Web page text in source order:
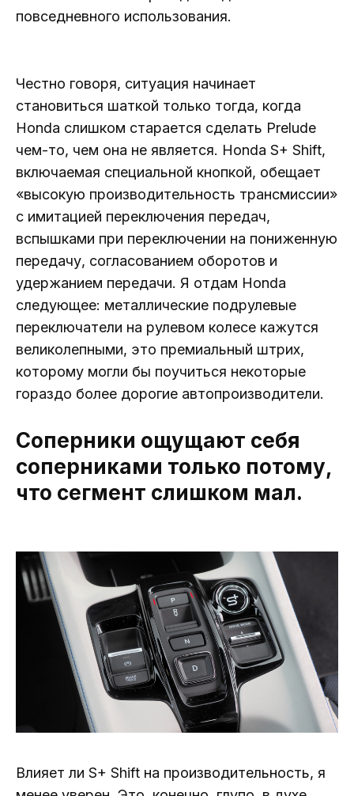
повседневного использования.
Честно говоря, ситуация начинает
становиться шаткой только тогда, когда
Honda слишком старается сделать Prelude
чем-то, чем она не является. Honda S+ Shift,
включаемая специальной кнопкой, обещает
«высокую производительность трансмиссии»
с имитацией переключения передач,
вспышками при переключении на пониженную
передачу, согласованием оборотов и
удержанием передачи. Я отдам Honda
следующее: металлические подрулевые
переключатели на рулевом колесе кажутся
великолепными, это премиальный штрих,
которому могли бы поучиться некоторые
гораздо более дорогие автопроизводители.
Соперники ощущают себя
соперниками только потому,
что сегмент слишком мал.
Влияет ли S+ Shift на производительность, я